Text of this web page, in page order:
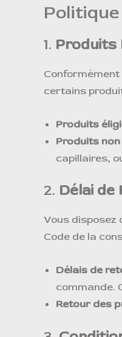
1. Produits
certains
Produits
Produits
capillaires,
2. Délai
Vous disposez
Code de la
Délais de
commande.
Retour des